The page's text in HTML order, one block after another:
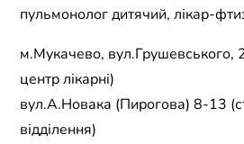
пульмонолог дитячий, лікар-
м.Мукачево, вул.Грушевського,
центр лікарні)
вул.А.Новака (Пирогова) 8-13
відділення)